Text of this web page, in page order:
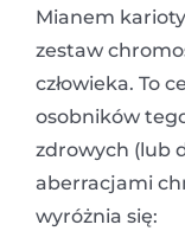
Mianem
zestaw
człowieka. To
osobników
zdrowych (lub
aberracjami
wyróżnia się: